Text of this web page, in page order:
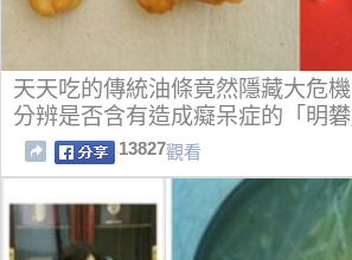
天天吃的傳統油條竟然隱藏大危
分辨是否含有造成癡呆症的「明​​礬
13827觀看